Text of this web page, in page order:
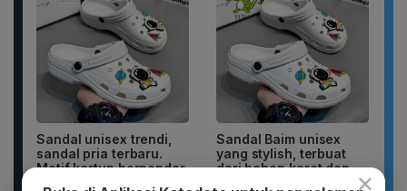
Sandal unisex trendi,
sandal pria terbaru.
Motif kartun berpendar.
Sandal Baim unisex
yang stylish, terbuat
dari bahan karet dan ×